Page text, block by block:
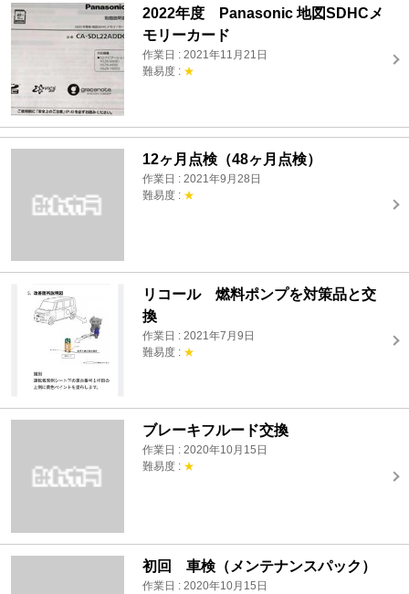
2022年度 Panasonic 地図SDHCメ
モリーカード
作業日 : 2021年11月21日
難易度 : ★
12ヶ月点検（48ヶ月点検）
作業日 : 2021年9月28日
難易度 : ★
リコール 燃料ポンプを対策品と交
換
作業日 : 2021年7月9日
難易度 : ★
ブレーキフルード交換
作業日 : 2020年10月15日
難易度 : ★
初回 車検（メンテナンスパック）
作業日 : 2020年10月15日